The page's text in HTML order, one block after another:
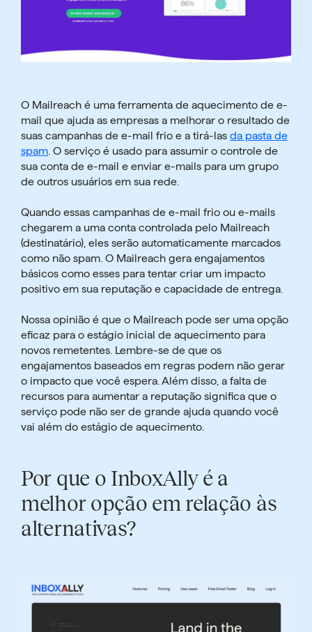
O Mailreach é uma ferramenta de aquecimento de e-
mail que ajuda as empresas a melhorar o resultado de
suas campanhas de e-mail frio e a tirá-las da pasta de
spam . O serviço é usado para assumir o controle de
sua conta de e-mail e enviar e-mails para um grupo
de outros usuários em sua rede.
Quando essas campanhas de e-mail frio ou e-mails
chegarem a uma conta controlada pelo Mailreach
(destinatário), eles serão automaticamente marcados
como não spam. O Mailreach gera engajamentos
básicos como esses para tentar criar um impacto
positivo em sua reputação e capacidade de entrega.
Nossa opinião é que o Mailreach pode ser uma opção
eficaz para o estágio inicial de aquecimento para
novos remetentes. Lembre-se de que os
engajamentos baseados em regras podem não gerar
o impacto que você espera. Além disso, a falta de
recursos para aumentar a reputação significa que o
serviço pode não ser de grande ajuda quando você
vai além do estágio de aquecimento.
Por que o InboxAlly é a
melhor opção em relação às
alternativas?